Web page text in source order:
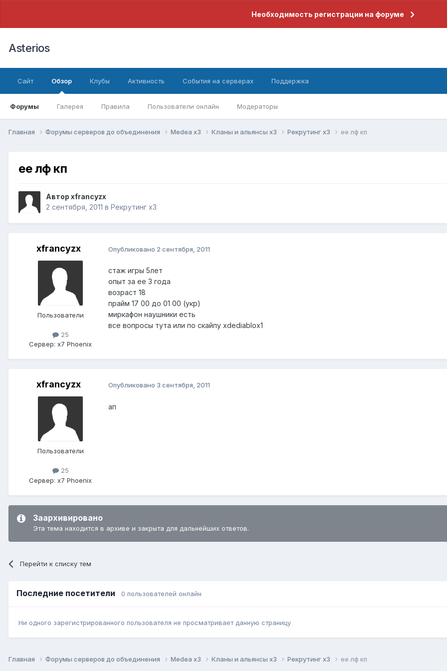
Необходимость регистрации на форуме
Asterios
Сайт Обзор
Форумы Галерея Правила Пользователи онлайн Модераторы
Клубы Активность События на серверах Поддержка
Главная Форумы серверов до объединения Medea x3 Кланы и альянсы x3 Рекрутинг x3 ее лф кп
ее лф кп
Автор xfrancyzx
2 сентября, 2011 в Рекрутинг x3
xfrancyzx
Пользователи
25
Сервер: x7 Phoenix
Опубликовано 2 сентября, 2011
стаж игры 5лет
опыт за ее 3 года
возраст 18
прайм 17 00 до 01 00 (укр)
миркафон наушники есть
все вопросы тута или по скайпу xdediablox1
xfrancyzx
Пользователи
25
Сервер: x7 Phoenix
Опубликовано 3 сентября, 2011
ап
Заархивировано
Эта тема находится в архиве и закрыта для дальнейших ответов.
Перейти к списку тем
Последние посетители 0 пользователей онлайн
Ни одного зарегистрированного пользователя не просматривает данную страницу
Главная Форумы серверов до объединения Medea x3 Кланы и альянсы x3 Рекрутинг x3 ее лф кп